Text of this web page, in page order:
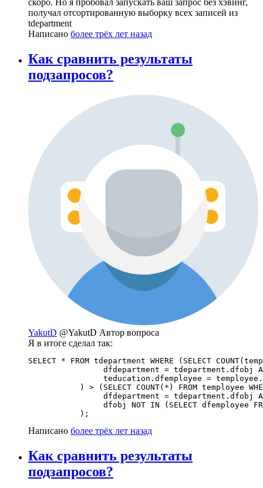
получал отсортированную выборку всех записей из
tdepartment
Написано более трёх лет назад
Как сравнить результаты
подзапросов?
YakutD @YakutD Автор вопроса
Я в итоге сделал так:
SELECT * FROM tdepartment WHERE (SELECT
	   );
Написано более трёх лет назад
Как сравнить результаты
подзапросов?